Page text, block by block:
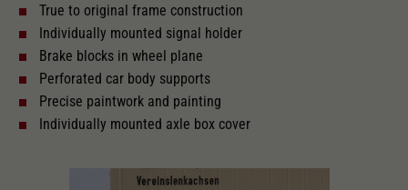
Close
True to original frame construction
Individually mounted signal holder
Brake blocks in wheel plane
Perforated car body supports
Precise paintwork and painting
Individually mounted axle box cover